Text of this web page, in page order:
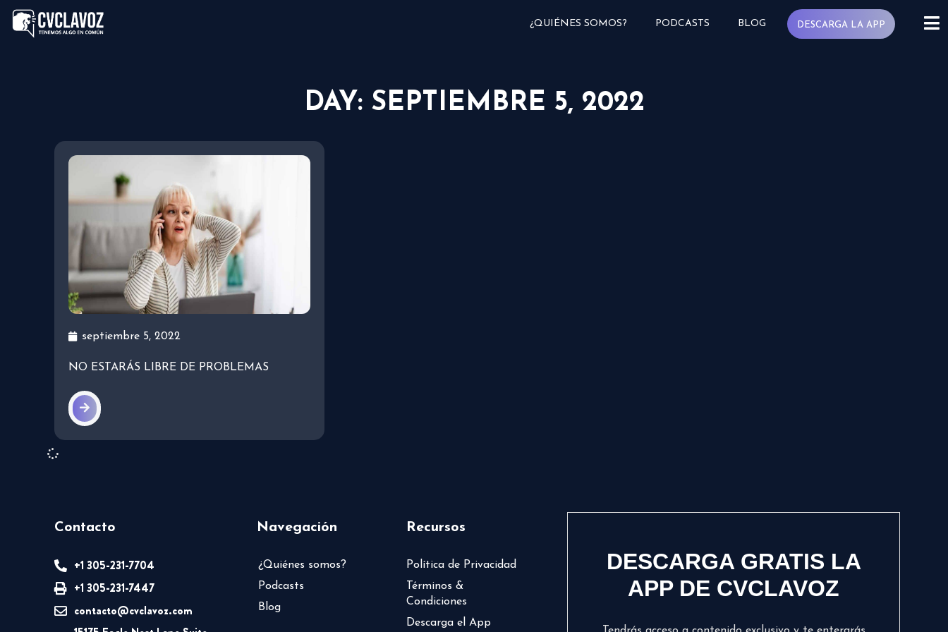
¿QUIÉNES SOMOS? PODCASTS BLOG DESCARGA LA APP
DAY: SEPTIEMBRE 5, 2022
septiembre 5, 2022
NO ESTARÁS LIBRE DE PROBLEMAS
Contacto
+1 305-231-7704
+1 305-231-7447
contacto@cvclavoz.com
Navegación
¿Quiénes somos?
Podcasts
Blog
Recursos
Política de Privacidad
Términos &
Condiciones
Descarga el App
DESCARGA GRATIS LA
APP DE CVCLAVOZ